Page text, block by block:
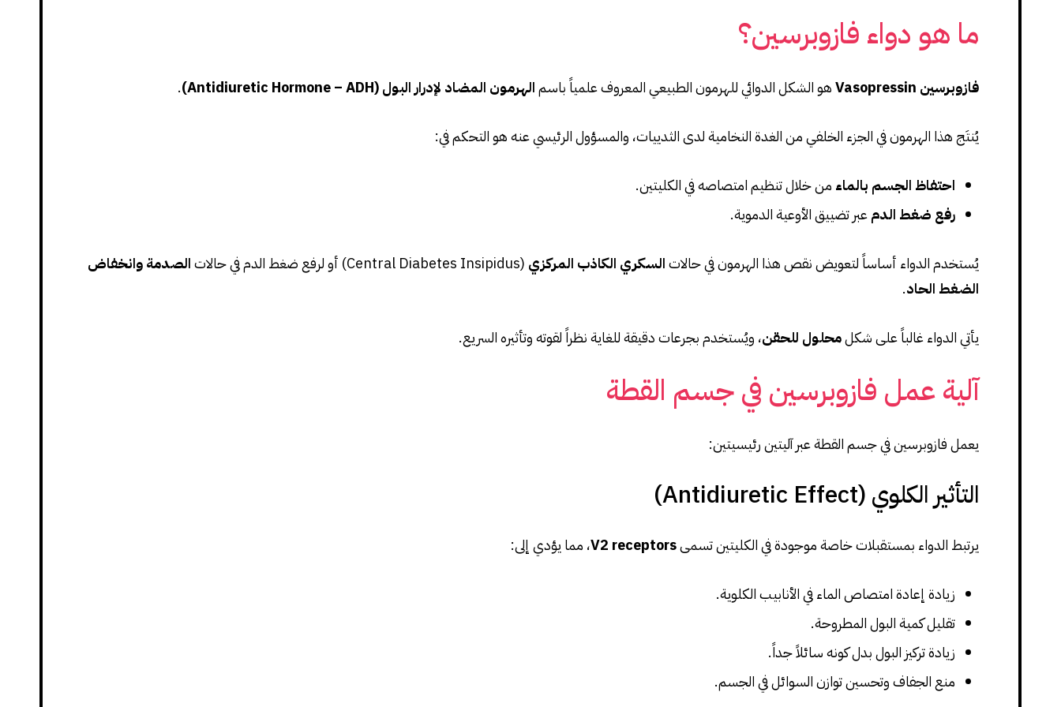
ما هو دواء فازوبرسين؟
فازوبرسين Vasopressin هو الشكل الدوائي للهرمون الطبيعي المعروف علمياً باسمالهرمون المضاد لإدرار البول (Antidiuretic Hormone – ADH) .
يُنتَج هذا الهرمون في الجزء الخلفي من الغدة النخامية لدى الثدييات، والمسؤول الرئيسي عنه هو التحكم في:
احتفاظ الجسم بالماء من خلال تنظيم امتصاصه في الكليتين.
رفع ضغط الدمعبر تضييق الأوعية الدموية.
يُستخدم الدواء أساساً لتعويض نقص هذا الهرمون في حالاتالسكري الكاذب المركزي (Central Diabetes Insipidus) أو لرفع ضغط الدم في حالات
الصدمة وانخفاض
الضغط الحاد.
يأتي الدواء غالباً على شكلمحلول للحقن، ويُستخدم بجرعات دقيقة للغاية نظراً لقوته وتأثيره السريع.
آلية عمل فازوبرسين في جسم القطة
يعمل فازوبرسين في جسم القطة عبر آليتين رئيسيتين:
التأثير الكلوي (Antidiuretic Effect)
يرتبط الدواء بمستقبلات خاصة موجودة في الكليتين تسمىV2 receptors، مما يؤدي إلى:
زيادة إعادة امتصاص الماء في الأنابيب الكلوية.
تقليل كمية البول المطروحة.
زيادة تركيز البول بدل كونه سائلاً جداً.
منع الجفاف وتحسين توازن السوائل في الجسم.